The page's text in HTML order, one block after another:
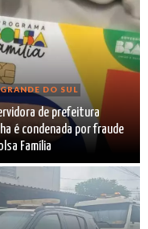
DO SUL
de prefeitura
é condenada por fraude
Família